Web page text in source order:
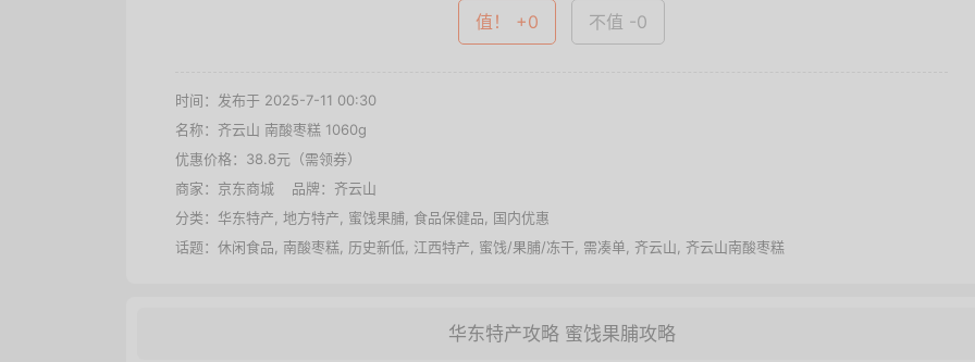
值！ +0 不值 -0
时间：发布于 2025-7-11 00:30
名称： 齐云山 南酸枣糕 1060g
优惠价格： 38.8元（需领券）
商家： 京东商城 品牌： 齐云山
分类： 华东特产 地方特产 蜜饯果脯 食品保健品
国内优惠
话题： 休闲食品 南酸枣糕 历史新低 江西特产 蜜饯/果脯/冻干 需凑单 齐云山 齐云山南酸枣糕
华东特产攻略 蜜饯果脯攻略